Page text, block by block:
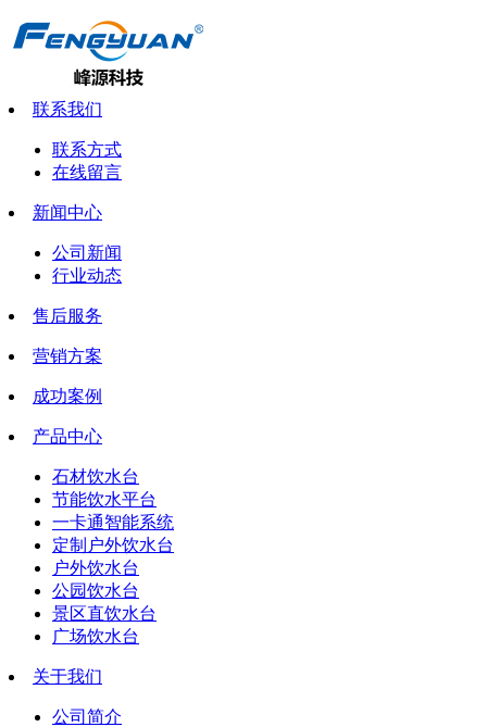
联系我们
联系方式
在线留言
新闻中心
公司新闻
行业动态
售后服务
营销方案
成功案例
产品中心
石材饮水台
节能饮水平台
一卡通智能系统
定制户外饮水台
户外饮水台
公园饮水台
景区直饮水台
广场饮水台
关于我们
公司简介